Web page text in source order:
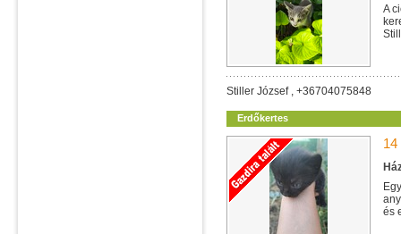
A
Stiller József , +36704075848
Erdőkertes
és